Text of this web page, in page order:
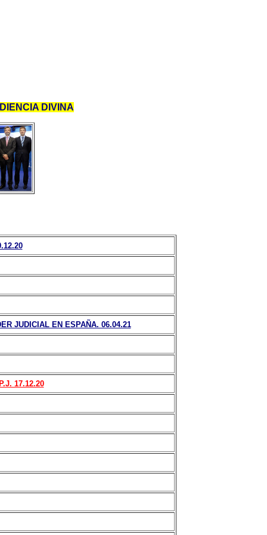
DIVINA
JUDICIAL EN ESPAÑA. 06.04.21
17.12.20